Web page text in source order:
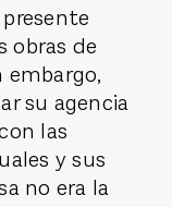
obras de
embargo,
su agencia
las
y sus
no era la